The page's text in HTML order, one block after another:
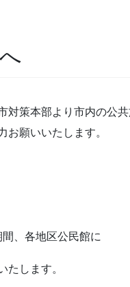
対策本部より市内の公
願いいたします。
間、各地区公民館に
します。